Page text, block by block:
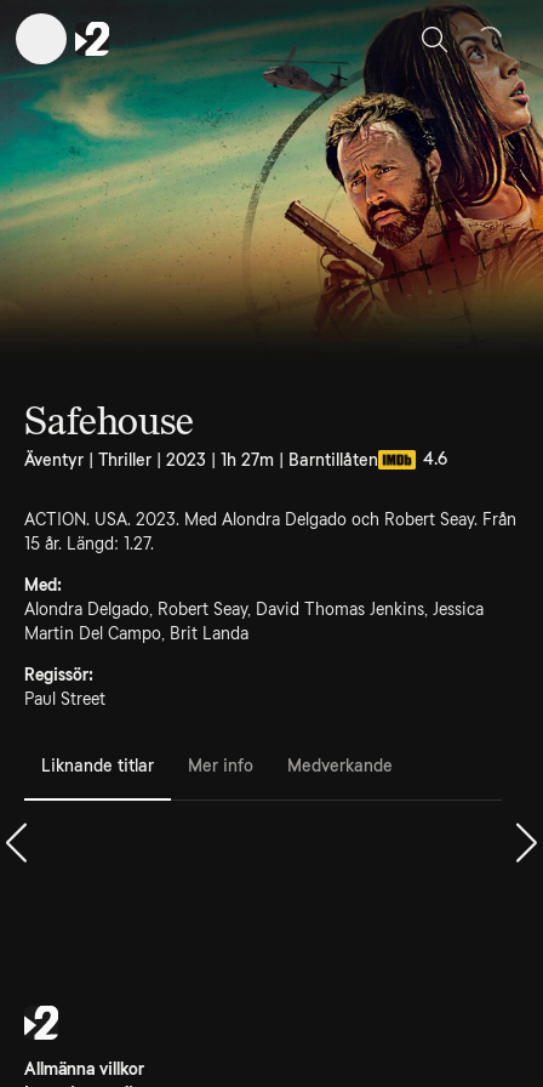
Sök
Safehouse
Äventyr | Thriller | 2023 | 1h 27m | Barntillåten 4.6
ACTION. USA. 2023. Med Alondra Delgado och Robert Seay. Från
15 år. Längd: 1.27.
Med:
Alondra Delgado, Robert Seay, David Thomas Jenkins, Jessica
Martin Del Campo, Brit Landa
Regissör:
Paul Street
Liknande titlar Mer info Medverkande
Allmänna villkor